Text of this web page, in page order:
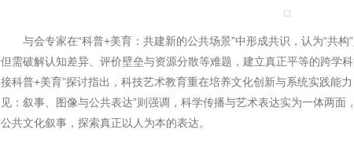
与会专家在“科普+美育：共建新的公共场景”中形成共识，认为“共构
但需破解认知差异、评价壁垒与资源分散等难题，建立真正平等的跨学
接科普+美育”探讨指出，科技艺术教育重在培养文化创新与系统实践能
见：叙事、图像与公共表达”则强调，科学传播与艺术表达实为一体两
公共文化叙事，探索真正以人为本的表达。